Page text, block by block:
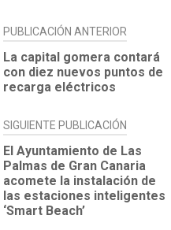
NAVEGACIÓN
DE
ENTRADAS
PUBLICACIÓN ANTERIOR
La capital gomera contará
con diez nuevos puntos de
recarga eléctricos
SIGUIENTE PUBLICACIÓN
El Ayuntamiento de Las
Palmas de Gran Canaria
acomete la instalación de
las estaciones inteligentes
‘Smart Beach’